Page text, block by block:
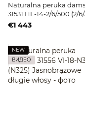
Naturalna peruka
31531 HL-14-2/6/500 (2/
Jasnobrązowe długie
€1 443
NEW
ВИДЕО